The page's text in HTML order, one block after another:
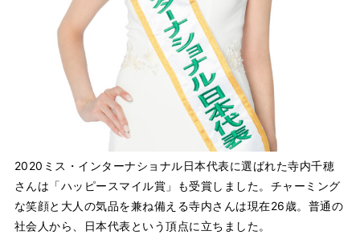
2020ミス・インターナショナル日本代表に選ばれた寺内千穂
さんは「ハッピースマイル賞」も受賞しました。チャーミング
な笑顔と大人の気品を兼ね備える寺内さんは現在26歳。普通の
社会人から、日本代表という頂点に立ちました。